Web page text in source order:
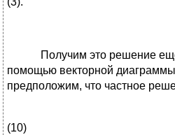
Получим это решение ещё
помощью векторной
предположим, что частное
(10)